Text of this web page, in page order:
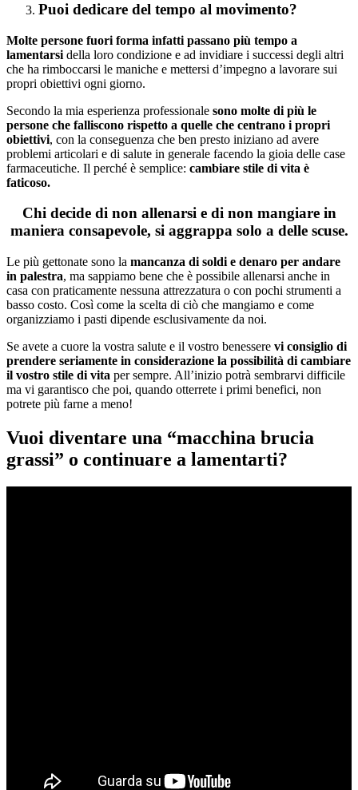
Puoi dedicare del tempo al movimento?
Molte persone fuori forma infatti passano più tempo a
lamentarsi della loro condizione e ad invidiare i successi degli altri
che ha rimboccarsi le maniche e mettersi d’impegno a lavorare sui
propri obiettivi ogni giorno.
Secondo la mia esperienza professionale sono molte di più le
persone che falliscono rispetto a quelle che centrano i propri
obiettivi, con la conseguenza che ben presto iniziano ad avere
problemi articolari e di salute in generale facendo la gioia delle case
farmaceutiche. Il perché è semplice: cambiare stile di vita è
faticoso.
Chi decide di non allenarsi e di non mangiare in
maniera consapevole, si aggrappa solo a delle scuse.
Le più gettonate sono la mancanza di soldi e denaro per andare
in palestra, ma sappiamo bene che è possibile allenarsi anche in
casa con praticamente nessuna attrezzatura o con pochi strumenti a
basso costo. Così come la scelta di ciò che mangiamo e come
organizziamo i pasti dipende esclusivamente da noi.
Se avete a cuore la vostra salute e il vostro benessere vi consiglio di
prendere seriamente in considerazione la possibilità di cambiare
il vostro stile di vita per sempre. All’inizio potrà sembrarvi difficile
ma vi garantisco che poi, quando otterrete i primi benefici, non
potrete più farne a meno!
Vuoi diventare una “macchina brucia
grassi” o continuare a lamentarti?